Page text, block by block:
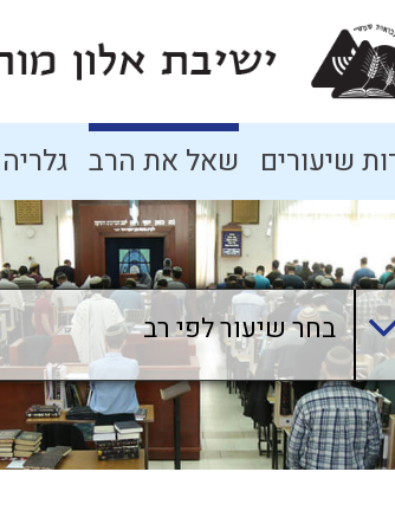
שיעורים שאל את הרב גלריה
בחר שיעור לפי רב